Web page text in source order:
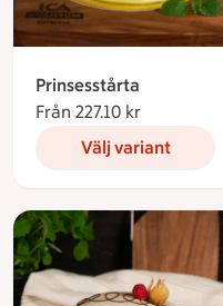
Prinsesstårta
Från 227.10 kr
Välj variant